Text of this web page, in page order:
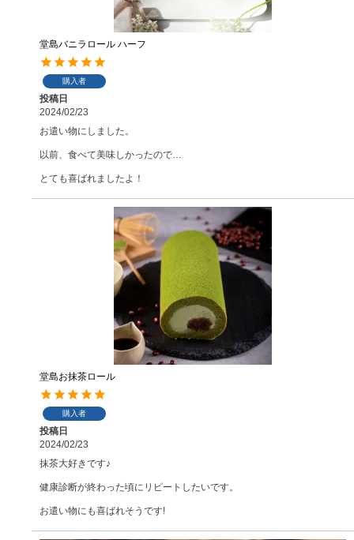
堂島バニラロール ハーフ
購入者
投稿日
2024/02/23
お遣い物にしました。
以前、食べて美味しかったので…
とても喜ばれましたよ！
堂島お抹茶ロール
購入者
投稿日
2024/02/23
抹茶大好きです♪
健康診断が終わった頃にリピートしたいです。
お遣い物にも喜ばれそうです!